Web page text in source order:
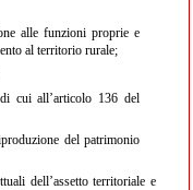
alle funzioni proprie e
al territorio rurale;
cui all’articolo 136 del
del patrimonio
dell’assetto territoriale e